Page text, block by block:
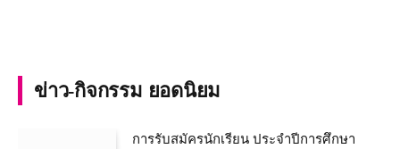
ข่าว-กิจกรรม ยอดนิยม
การรับสมัครนักเรียน ประจำปีการศึกษา